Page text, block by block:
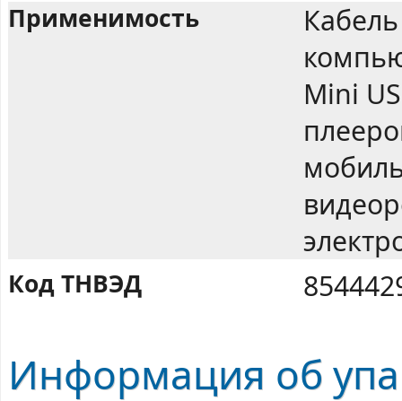
Применимость
Mini
Код ТНВЭД
Информация об